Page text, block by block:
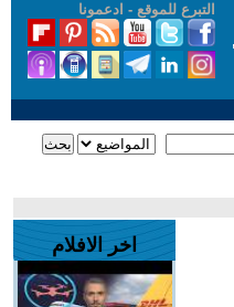
التبرع للموقع - ادعمونا
اخر الافلام